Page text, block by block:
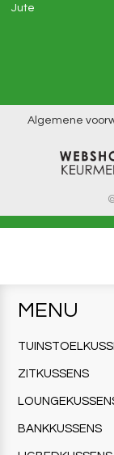
Jute
Algemene
MENU
ZITKUSSENS
BANKKUSSENS